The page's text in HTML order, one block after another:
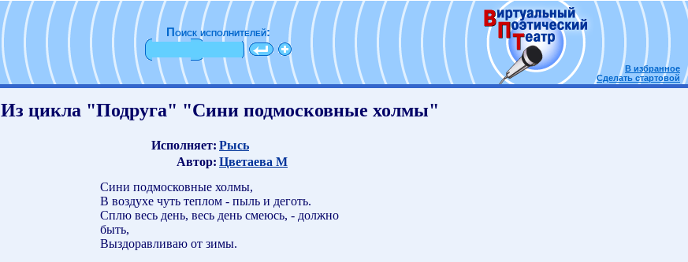
Поиск исполнителей:
В избранное
Сделать стартовой
Из цикла "Подруга" "Сини подмосковные холмы"
Исполняет: Рысь
Автор: Цветаева М
Сини подмосковные холмы,
В воздухе чуть теплом - пыль и деготь.
Сплю весь день, весь день смеюсь, - должно
быть,
Выздоравливаю от зимы.